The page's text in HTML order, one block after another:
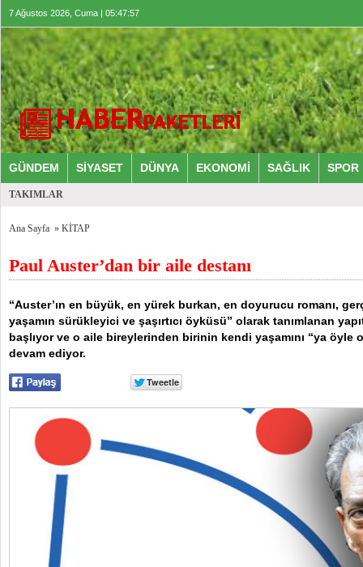
7 Ağustos 2026, Cuma | 05:47:57
GÜNDEM SİYASET DÜNYA EKONOMİ SAĞLIK SPOR
TAKIMLAR
Ana Sayfa » KİTAP
Paul Auster’dan bir aile destanı
“Auster’ın en büyük, en yürek burkan, en doyurucu romanı,
yaşamın sürükleyici ve şaşırtıcı öyküsü” olarak tanımlanan
başlıyor ve o aile bireylerinden birinin kendi yaşamını “ya öyle
devam ediyor.